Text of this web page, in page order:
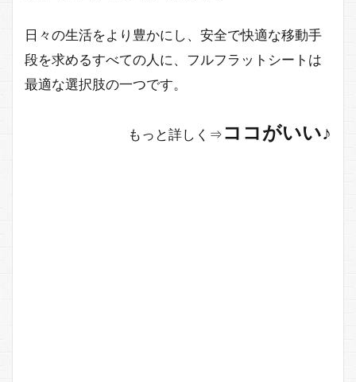
日々の生活をより豊かにし、安全で快適な移動手
段を求めるすべての人に、フルフラットシートは
最適な選択肢の一つです。
もっと詳しく⇒ココがいい♪